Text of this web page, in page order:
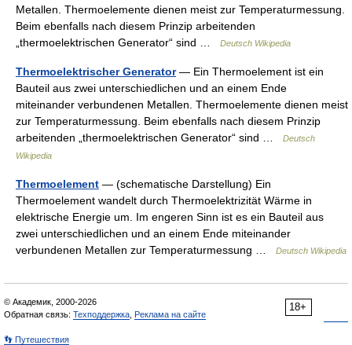
Metallen. Thermoelemente dienen meist zur Temperaturmessung.
Beim ebenfalls nach diesem Prinzip arbeitenden
„thermoelektrischen Generator“ sind …
Deutsch Wikipedia
Thermoelektrischer Generator— Ein Thermoelement ist ein
Bauteil aus zwei unterschiedlichen und an einem Ende
miteinander verbundenen Metallen. Thermoelemente dienen meist
zur Temperaturmessung. Beim ebenfalls nach diesem Prinzip
arbeitenden „thermoelektrischen Generator“ sind …
Deutsch
Wikipedia
Thermoelement — (schematische Darstellung) Ein
Thermoelement wandelt durch Thermoelektrizität Wärme in
elektrische Energie um. Im engeren Sinn ist es ein Bauteil aus
zwei unterschiedlichen und an einem Ende miteinander
verbundenen Metallen zur Temperaturmessung …
Deutsch Wikipedia
18+
© Академик, 2000-2026
Обратная связь: Техподдержка Реклама на сайте
👣 Путешествия